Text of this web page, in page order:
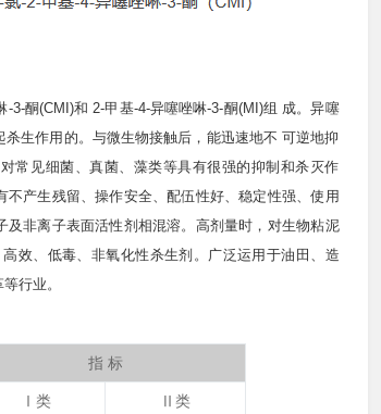
-3-酮(CMI)和 2-甲基-4-异噻唑啉-3-酮(MI)组 成。异噻
生作用的。与微生物接触后，能迅速地不 可逆地抑
常见细菌、真菌、藻类等具有很强的抑制和杀灭作
产生残留、操作安全、配伍性好、稳定性强、使用
非离子表面活性剂相混溶。高剂量时，对生物粘泥
效、低毒、非氧化性杀生剂。广泛运用于油田、造
行业。
指 标
Ⅰ类 Ⅱ类